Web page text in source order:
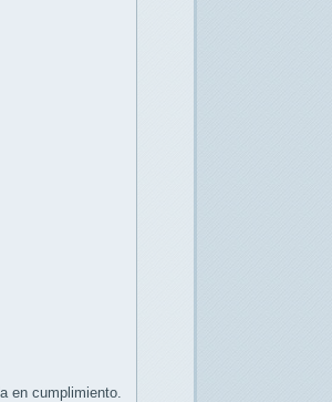
en cumplimiento.